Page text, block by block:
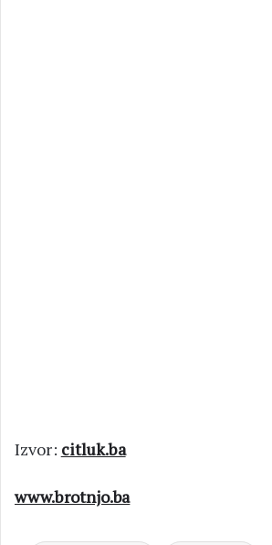
Izvor: citluk.ba
www.brotnjo.ba